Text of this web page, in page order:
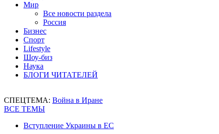
Мир
Все новости раздела
Россия
Бизнес
Спорт
Lifestyle
Шоу-биз
Наука
БЛОГИ ЧИТАТЕЛЕЙ
СПЕЦТЕМА: Война в Иране
ВСЕ ТЕМЫ
Вступление Украины в ЕС